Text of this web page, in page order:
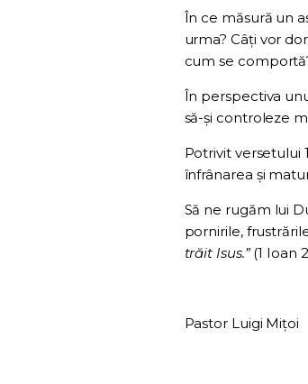
În ce măsură un
urma? Câți vor
cum se
În perspectiva
să-și controleze
Potrivit versetului
înfrânarea și
Să ne rugăm lui
pornirile,
trăit Isus.”(1 Ioan
Pastor Luigi Mițoi